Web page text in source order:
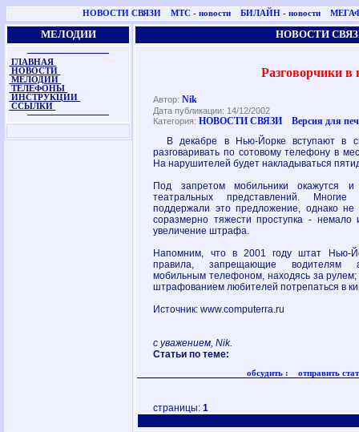
НОВОСТИ СВЯЗИ МТС - новости БИЛАЙН - новости
МЕЛОДИИ
ГЛАВНАЯ
НОВОСТИ
МЕЛОДИИ
ТЕЛЕФОНЫ
ИНСТРУКЦИИ
ССЫЛКИ
НОВОСТИ
Разговорчики в
Автор:Nik
Дата публикации: 14/12/2002
Категория:НОВОСТИ СВЯЗИ
Версия для
В декабре в Нью-Йорке вступают в
разговаривать по сотовому телефону в
На нарушителей будет накладываться
Под запретом мобильники окажутся
театральных представлений.
поддержали это предложение, однако не
соразмерно тяжести проступка - немало
увеличение штрафа.
Напомним, что в 2001 году штат
правила, запрещающие водителям
мобильным телефоном, находясь за рулем;
штрафованием любителей потрепаться в
Источник: www.computerra.ru
с уважением, Nik.
Статьи по теме:
обсудить : отправить
страницы:1